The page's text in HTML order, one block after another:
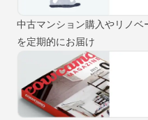
中古マンション購入やリノ
を定期的にお届け